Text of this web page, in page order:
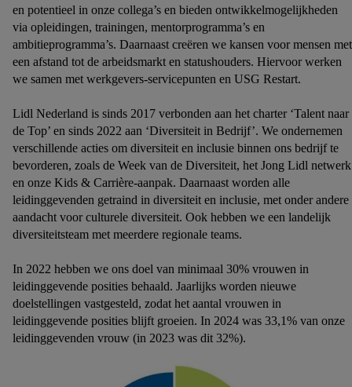
en potentieel in onze collega’s en bieden ontwikkelmogelijkheden
via opleidingen, trainingen, mentorprogramma’s en
ambitieprogramma’s. Daarnaast creëren we kansen voor mensen met
een afstand tot de arbeidsmarkt en statushouders. Hiervoor werken
we samen met werkgevers-servicepunten en USG Restart.
Lidl Nederland is sinds 2017 verbonden aan het charter ‘Talent naar
de Top’ en sinds 2022 aan ‘Diversiteit in Bedrijf’. We ondernemen
verschillende acties om diversiteit en inclusie binnen ons bedrijf te
bevorderen, zoals de Week van de Diversiteit, het Jong Lidl netwerk
en onze Kids & Carrière-aanpak. Daarnaast worden alle
leidinggevenden getraind in diversiteit en inclusie, met onder andere
aandacht voor culturele diversiteit. Ook hebben we een landelijk
diversiteitsteam met meerdere regionale teams.
In 2022 hebben we ons doel van minimaal 30% vrouwen in
leidinggevende posities behaald. Jaarlijks worden nieuwe
doelstellingen vastgesteld, zodat het aantal vrouwen in
leidinggevende posities blijft groeien. In 2024 was 33,1% van onze
leidinggevenden vrouw (in 2023 was dit 32%).